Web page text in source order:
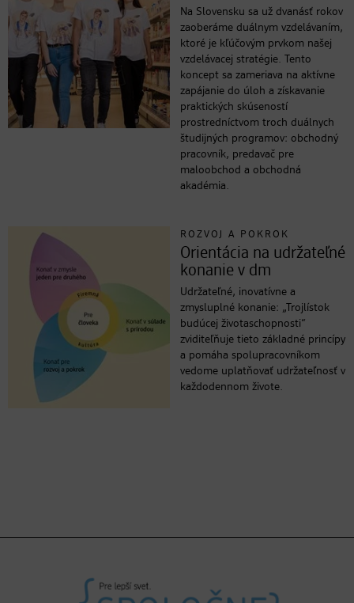
Na Slovensku sa už dvanásť rokov
zaoberáme duálnym vzdelávaním,
ktoré je kľúčovým prvkom našej
vzdelávacej stratégie. Tento
koncept sa zameriava na aktívne
zapájanie do úloh a získavanie
praktických skúseností
prostredníctvom troch duálnych
študijných programov: obchodný
pracovník, predavač pre
maloobchod a obchodná
akadémia.
ROZVOJ A POKROK
Orientácia na udržateľné
konanie v dm
Udržateľné, inovatívne a
zmysluplné konanie: „Trojlístok
budúcej životaschopnosti“
zviditeľňuje tieto základné princípy
a pomáha spolupracovníkom
vedome uplatňovať udržateľnosť v
každodennom živote.